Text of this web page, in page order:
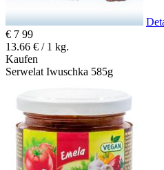
€ 7 99
13.66 € / 1 kg.
Kaufen
Serwelat Iwuschka 585g